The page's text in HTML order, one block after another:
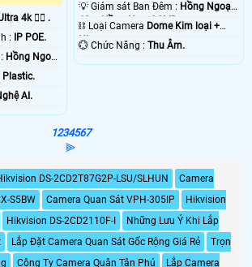
4k 👍🏾 .
⚜️ Công Nghệ Hình Ảnh :
IP POE.
⭐ Xem Được Ban Đêm : Hồng Ngoại
Plastic.
AI.
💡 Giám sát Ban Đêm : Hồng Ngoại
60m Hồng Ngoại SMD.
⛓ Loại Camera Dome Kim loại +
Nhựa.
️💮 Chức Năng :Thu Âm.
1234567
⫸
DS-2CD2T87G2P-LSU/SLHUN
Camera
S5BW
Camera Quan Sát VPH-305IP
Hikvision
Hikvision DS-2CD2110F-I
Những Lưu Ý Khi Lắp
Lắp Đặt Camera Quan Sát Gốc Rộng Giá Rẻ
Trọn
Công Ty Camera Quận Tân Phú
Lắp Camera